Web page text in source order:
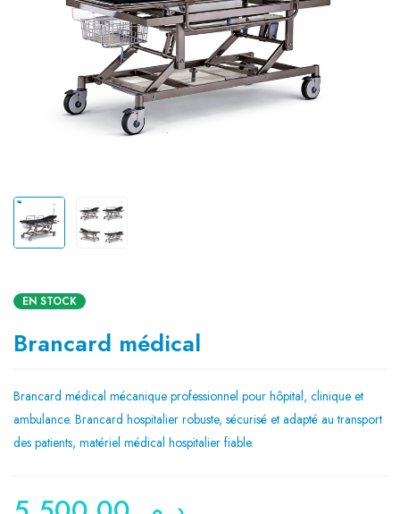
EN STOCK
Brancard médical
Brancard médical mécanique professionnel pour hôpital, clinique et
ambulance. Brancard hospitalier robuste, sécurisé et adapté au transport
des patients, matériel médical hospitalier fiable.